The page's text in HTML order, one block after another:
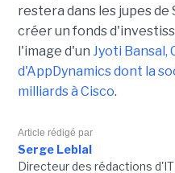
restera dans les jupes
créer un fonds
l'image d'un Jyoti Bansal,
d'AppDynamics dont la
milliards à Cisco.
Article rédigé par
Serge Leblal
Directeur des rédactions